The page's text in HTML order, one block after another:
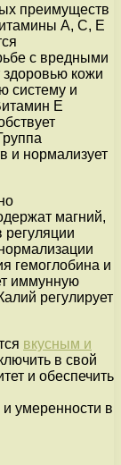
преимуществ
А, С, Е
с вредными
кожи
систему и
Е
и нормализует
магний,
регуляции
гемоглобина и
иммунную
регулирует
вкусным и
в свой
и обеспечить
умеренности в